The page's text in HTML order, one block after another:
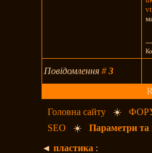
Повідомлення#3
Головна сайту ☀️
SEO
☀️Параметри та
◄пластика :